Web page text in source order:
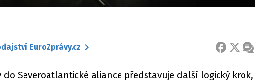
EuroZprávy.cz FACEBOOK
X
Severoatlantické aliance představuje další logický krok,